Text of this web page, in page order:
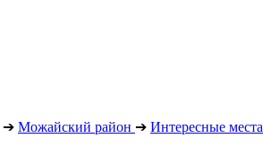
➔ Можайский район ➔ Интересные места